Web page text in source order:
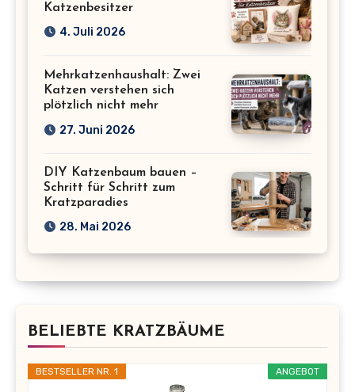
Katzenbesitzer
4. Juli 2026
Mehrkatzenhaushalt: Zwei
Katzen verstehen sich
plötzlich nicht mehr
27. Juni 2026
DIY Katzenbaum bauen –
Schritt für Schritt zum
Kratzparadies
28. Mai 2026
BELIEBTE KRATZBÄUME
ANGEBOT
BESTSELLER NR. 1